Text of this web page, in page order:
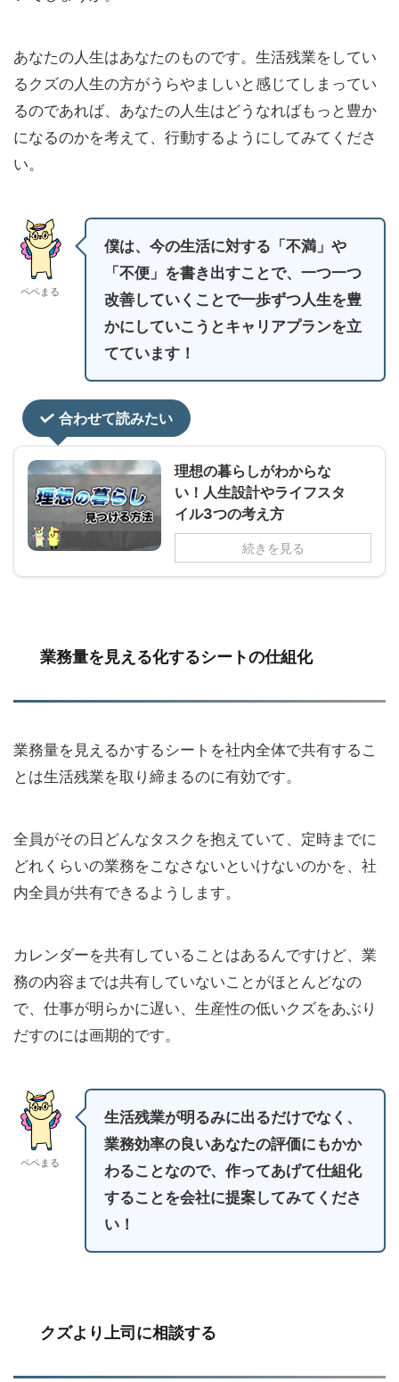
あなたの人生はあなたのものです。生活残業をしてい
るクズの人生の方がうらやましいと感じてしまってい
るのであれば、あなたの人生はどうなればもっと豊か
になるのかを考えて、行動するようにしてみてくださ
い。
ペペまる
僕は、今の生活に対する「不満」や
「不便」を書き出すことで、一つ一つ
改善していくことで一歩ずつ人生を豊
かにしていこうとキャリアプランを立
てています！
合わせて読みたい
理想の暮らしがわからな
い！人生設計やライフスタ
イル3つの考え方
続きを見る
業務量を見える化するシートの仕組化
業務量を見えるかするシートを社内全体で共有するこ
とは生活残業を取り締まるのに有効です。
全員がその日どんなタスクを抱えていて、定時までに
どれくらいの業務をこなさないといけないのかを、社
内全員が共有できるようします。
カレンダーを共有していることはあるんですけど、業
務の内容までは共有していないことがほとんどなの
で、仕事が明らかに遅い、生産性の低いクズをあぶり
だすのには画期的です。
ペペまる
生活残業が明るみに出るだけでなく、
業務効率の良いあなたの評価にもかか
わることなので、作ってあげて仕組化
することを会社に提案してみてくださ
い！
クズより上司に相談する